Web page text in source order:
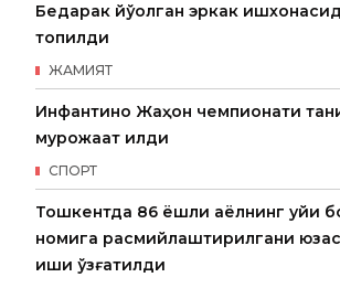
Бедарак йўқолган эркак
топилди
ЖАМИЯТ
Инфантино Жаҳон чемпионати
мурожаат қилди
СПОРТ
Тошкентда 86 ёшли аёлнинг уйи
номига расмийлаштирилгани
иши қўзғатилди